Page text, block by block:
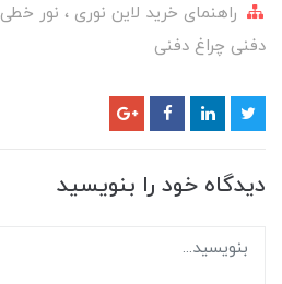
راهنمای خرید‌ لاین نوری ، نور خطی
دفنی چراغ دفنی
دیدگاه خود را بنویسید